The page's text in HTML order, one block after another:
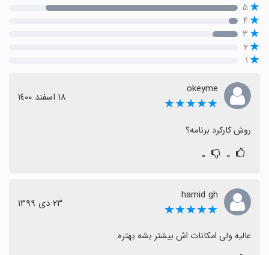
۵
۴
۳
۲
۱
okeyme
★★★★★ ١٨ اسفند ١٤٠٠
روش کارکرد برنامه؟
۰ ۰
hamid gh
★★★★★ ٢٣ دی ١٣٩٩
عالیه ولی امکانات اش بیشتر بشه بهتره